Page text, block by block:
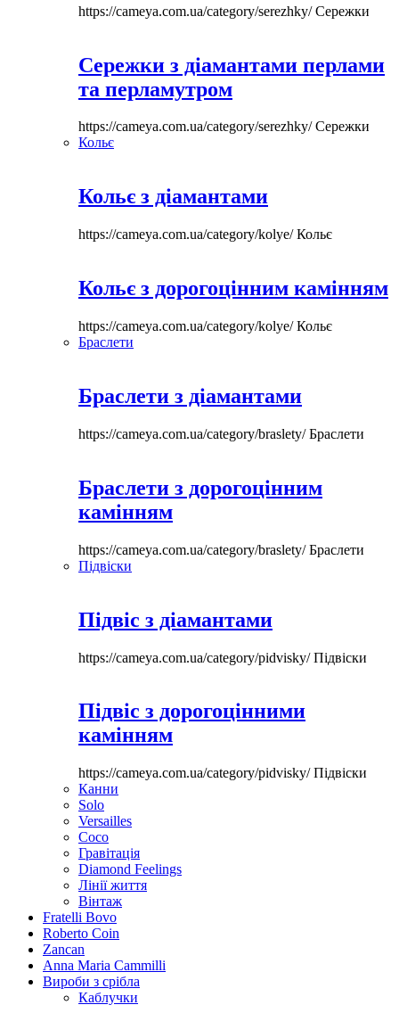
https://cameya.com.ua/category/serezhky/Сережки
Сережки з діамантами перлами
та перламутром
https://cameya.com.ua/category/serezhky/Сережки
Кольє
Кольє з діамантами
https://cameya.com.ua/category/kolye/Кольє
Кольє з дорогоцінним камінням
https://cameya.com.ua/category/kolye/Кольє
Браслети
Браслети з діамантами
https://cameya.com.ua/category/braslety/Браслети
Браслети з дорогоцінним
камінням
https://cameya.com.ua/category/braslety/Браслети
Підвіски
Підвіс з діамантами
https://cameya.com.ua/category/pidvisky/Підвіски
Підвіс з дорогоцінними
камінням
https://cameya.com.ua/category/pidvisky/Підвіски
Канни
Solo
Versailles
Coco
Гравітація
Diamond Feelings
Лінії життя
Вінтаж
Fratelli Bovo
Roberto Coin
Zancan
Anna Maria Cammilli
Вироби з срібла
Каблучки